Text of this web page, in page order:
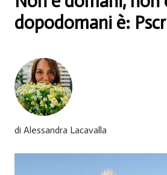
dopodomani è:
di Alessandra Lacavalla